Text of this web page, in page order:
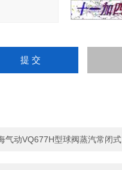
气动VQ677H型球阀蒸汽常闭式